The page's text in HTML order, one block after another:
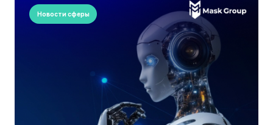
Новости сферы